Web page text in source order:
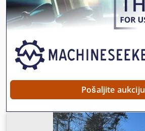
Pošaljite aukciju